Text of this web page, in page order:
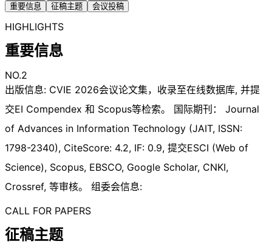
重要信息
征稿主题 会议投稿
HIGHLIGHTS
重要信息
NO.2
出版信息: CVIE 2026会议论文集，收录至在线数据库, 并提
交EI Compendex 和 Scopus等检索。 国际期刊： Journal
of Advances in Information Technology (JAIT, ISSN:
1798-2340), CiteScore: 4.2, IF: 0.9, 提交ESCI (Web of
Science), Scopus, EBSCO, Google Scholar, CNKI,
Crossref, 等审核。 组委会信息:
CALL FOR PAPERS
征稿主题